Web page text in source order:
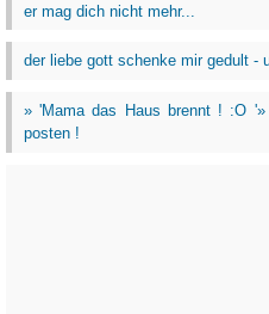
er mag dich nicht mehr...
der liebe gott schenke mir gedult -
» 'Mama das Haus brennt ! :O
posten !